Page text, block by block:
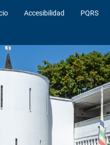
Accesibilidad PQRS